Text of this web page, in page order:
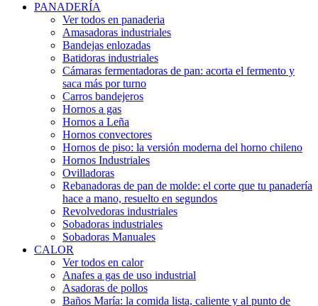
PANADERÍA
Ver todos en panaderia
Amasadoras industriales
Bandejas enlozadas
Batidoras industriales
Cámaras fermentadoras de pan: acorta el fermento y
saca más por turno
Carros bandejeros
Hornos a gas
Hornos a Leña
Hornos convectores
Hornos de piso: la versión moderna del horno chileno
Hornos Industriales
Ovilladoras
Rebanadoras de pan de molde: el corte que tu panadería
hace a mano, resuelto en segundos
Revolvedoras industriales
Sobadoras industriales
Sobadoras Manuales
CALOR
Ver todos en calor
Anafes a gas de uso industrial
Asadoras de pollos
Baños María: la comida lista, caliente y al punto de